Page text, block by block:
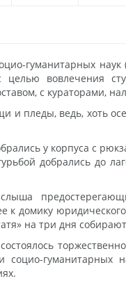
гуманитарных
целью вовлечения
с кураторами,
и пледы, ведь, хоть
у корпуса с
добрались до
к домику
на три дня
социо-